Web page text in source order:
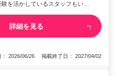
を活かしているスタッフもい…
詳細を見る
： 2026/06/26 掲載終了日： 2027/04/02